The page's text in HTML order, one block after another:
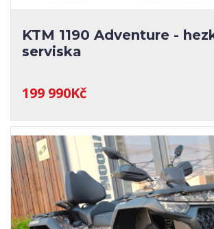
KTM 1190 Adventure -
serviska
199 990Kč